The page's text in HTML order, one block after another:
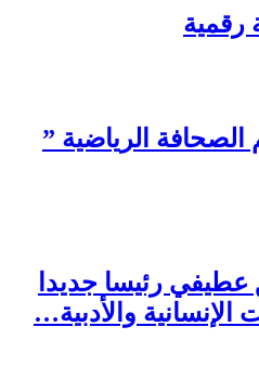
رقمية
الرياضية ”
عطيفي رئيسا جديدا
والأدبية…